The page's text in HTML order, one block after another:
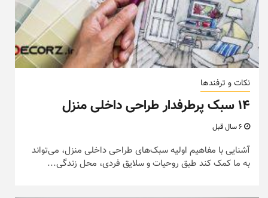
نکات و ترفندها
۱۴ سبک پرطرفدار طراحی داخلی منزل
آشنایی با مفاهیم اولیه سبک‌های طراحی داخلی منزل، می‌تواند
به ما کمک کند طبق روحیات و سلایق فردی،‌ محل زندگی...